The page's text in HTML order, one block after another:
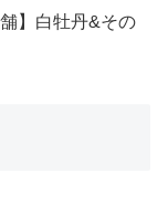
】白牡丹&その